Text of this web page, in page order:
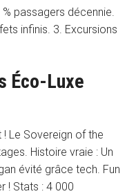
passagers décennie.
infinis. 3. Excursions
Éco-Luxe
! Le Sovereign of the
Histoire vraie : Un
évité grâce tech. Fun
! Stats : 4 000